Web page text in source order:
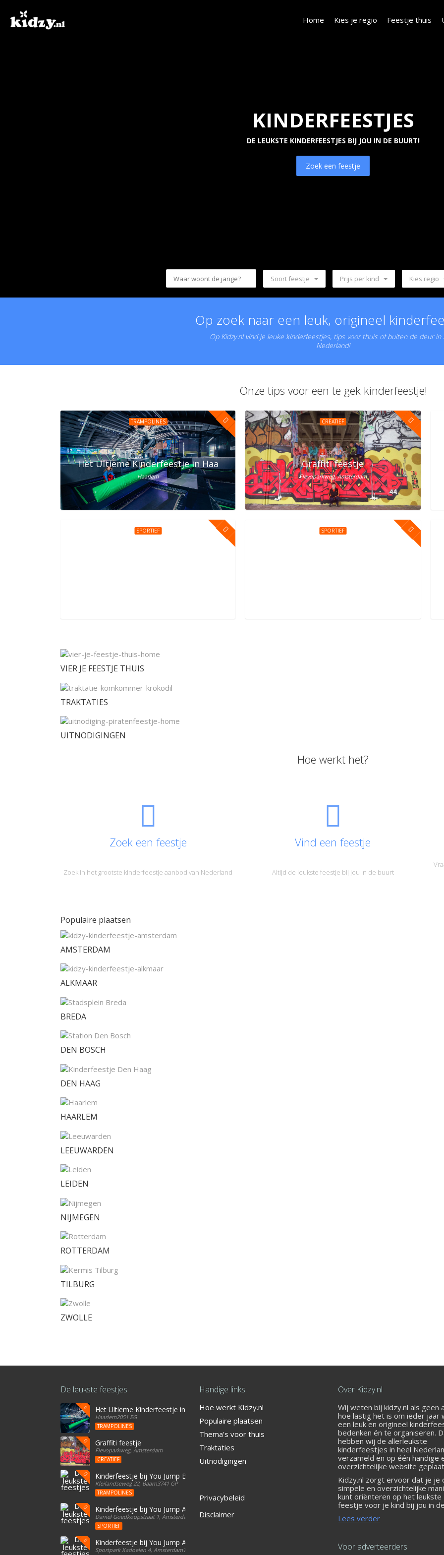
Home Kies je regio Feestje thuis
KINDERFEESTJES
DE LEUKSTE KINDERFEESTJES BIJ JOU IN DE BUURT!
Zoek een feestje
Soort feestje Prijs per kind Kies regio
Op zoek naar een leuk, origineel
Op Kidzy.nl vind je leuke kinderfeestjes, tips voor thuis of buiten de deur in
Nederland!
Onze tips voor een te gek kinderfeestje!
TRAMPOLINES
Het Ultieme Kinderfeestje in Haarlem? Vier het bij Street Jump!
Haarlem
CREATIEF
Graffiti feestje
Flevoparkweg, Amsterdam
SPORTIEF SPORTIEF
VIER JE FEESTJE THUIS
TRAKTATIES
UITNODIGINGEN
Hoe werkt het?
Zoek een feestje
Zoek in het grootste kinderfeestje aanbod van Nederland
Vind een feestje
Altijd de leukste feestje bij jou in de buurt
Populaire plaatsen
AMSTERDAM
ALKMAAR
BREDA
DEN BOSCH
DEN HAAG
HAARLEM
LEEUWARDEN
LEIDEN
NIJMEGEN
ROTTERDAM
TILBURG
ZWOLLE
De leukste feestjes
Het Ultieme Kinderfeestje in Haarlem? Vier het bij Street Jump!
Haarlem2051 EG
TRAMPOLINES
Graffiti feestje
Flevoparkweg, Amsterdam
CREATIEF
Kinderfeestje bij You Jump Baarn
Kleilandseweg 22, Baarn3741 GP
TRAMPOLINES
Kinderfeestje bij You Jump Amsterdam Oost
Daniël Goedkoopstraat 1, Amsterdam1096 BD
SPORTIEF
Kinderfeestje bij You Jump Amsterdam
Sportpark Kadoelen 4, Amsterdam1035 NB
Handige links
Hoe werkt Kidzy.nl
Populaire plaatsen
Thema's voor thuis
Traktaties
Uitnodigingen
Privacybeleid
Disclaimer
Over Kidzy.nl
Wij weten bij kidzy.nl als geen
hoe lastig het is om ieder jaar
een leuk en origineel
bedenken én te organiseren.
hebben wij de allerleukste
kinderfeestjes in heel
verzameld en op één handige
overzichtelijke website
Kidzy.nl zorgt ervoor dat je je
simpele en overzichtelijke
kunt oriënteren op het leukste
feestje voor je kind bij jou in
Lees verder
Voor adverteerders